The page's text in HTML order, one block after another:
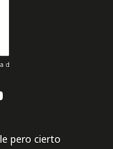
pero cierto